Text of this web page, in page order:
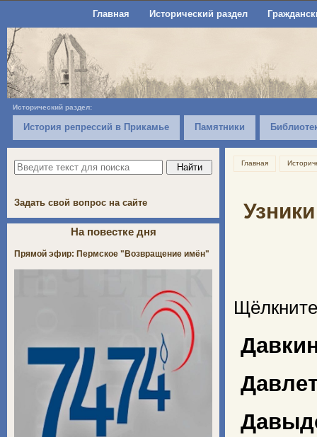
Главная Исторический раздел
Исторический раздел:
История репрессий в Прикамье Памятники
Главная
Задать свой вопрос на сайте
На повестке дня
Прямой эфир: Пермское "Возвращение имён"